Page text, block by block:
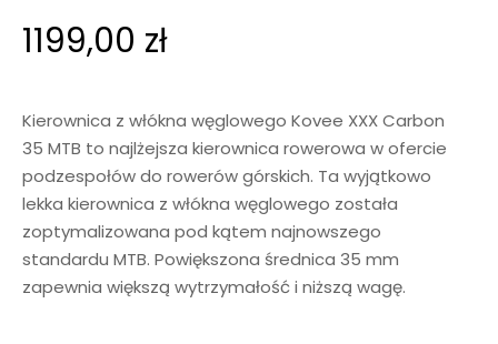
1199,00 zł
Kierownica z włókna węglowego Kovee XXX Carbon
35 MTB to najlżejsza kierownica rowerowa w ofercie
podzespołów do rowerów górskich. Ta wyjątkowo
lekka kierownica z włókna węglowego została
zoptymalizowana pod kątem najnowszego
standardu MTB. Powiększona średnica 35 mm
zapewnia większą wytrzymałość i niższą wagę.